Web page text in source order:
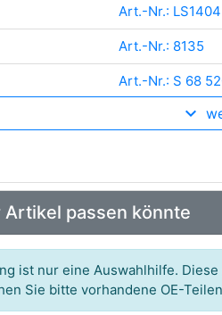
Art.-Nr.: LS1404
Art.-Nr.: 8135
Art.-Nr.: S 68
Art.-Nr.: 562040
Art.-Nr.: 0 986
Art.-Nr.:
Art.-Nr.:
Art.-Nr.:
passen könnte
ist nur eine Auswahlhilfe.
Sie bitte vorhandene OE-